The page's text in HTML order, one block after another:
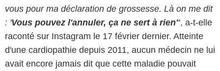
vous pour ma déclaration de grossesse. Là on me dit
: 'Vous pouvez l'annuler, ça ne sert à rien'", a-t-elle
raconté sur Instagram le 17 février dernier. Atteinte
d'une cardiopathie depuis 2011, aucun médecin ne lui
avait encore jamais dit que cette maladie pouvait